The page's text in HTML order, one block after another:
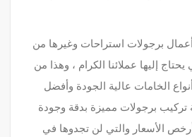
برجولات استراحات وغيرها من
إليها عملائنا الكرام ، وهذا من
الخامات عالية الجودة وأفضل
تركيب برجولات مميزة بدقة وجودة
الأسعار والتي لن تجدوها في